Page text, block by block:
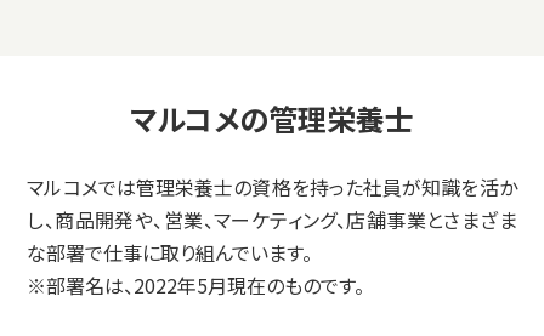
マルコメの管理栄養士
マルコメでは管理栄養士の資格を持った社員が知識を活か
し、商品開発や、営業、マーケティング、店舗事業とさまざま
な部署で仕事に取り組んでいます。
※部署名は、2022年5月現在のものです。